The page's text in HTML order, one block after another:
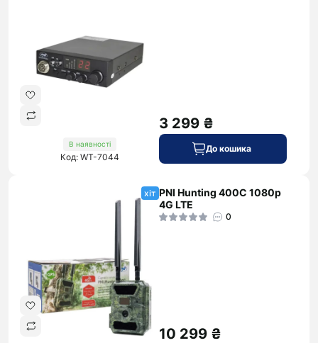
В наявності
Код: WT-7044
3 299 ₴
До кошика
хіт PNI Hunting 400C 1080p
4G LTE
0
10 299 ₴